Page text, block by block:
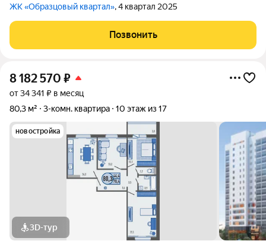
ЖК «Образцовый квартал», 4 квартал 2025
Позвонить
8 182 570 ₽
от 34 341 ₽ в месяц
80,3 м²
3-комн. квартира 10 этаж из 17
новостройка
3D-тур